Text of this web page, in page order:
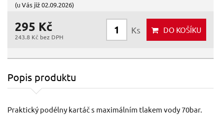
(u Vás již 02.09.2026)
295 Kč
243.8 Kč bez DPH
Ks DO KOŠÍKU
Popis produktu
Praktický podélny kartáč s maximálním tlakem vody 70bar.